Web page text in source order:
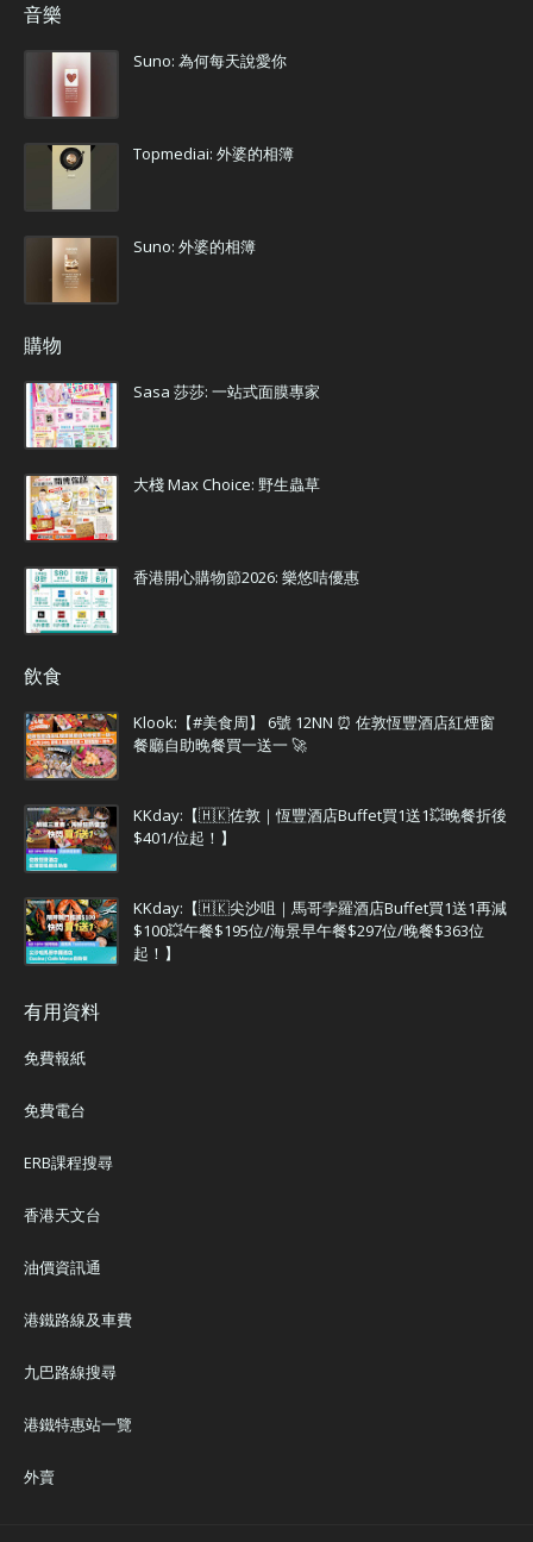
音樂
Suno: 為何每天說愛你
Topmediai: 外婆的相簿
Suno: 外婆的相簿
購物
Sasa 莎莎: 一站式面膜專家
大棧 Max Choice: 野生蟲草
香港開心購物節2026: 樂悠咭優惠
飲食
Klook:【#美食周】 6號 12NN ⏰ 佐敦恆豐酒店紅煙窗
餐廳自助晚餐買一送一 🚀
KKday:【🇭🇰佐敦｜恆豐酒店Buffet買1送1💥晚餐折後
$401/位起！】
KKday:【🇭🇰尖沙咀｜馬哥孛羅酒店Buffet買1送1再減
$100💥午餐$195位/海景早午餐$297位/晚餐$363位
起！】
有用資料
免費報紙
免費電台
ERB課程搜尋
香港天文台
油價資訊通
港鐵路線及車費
九巴路線搜尋
港鐵特惠站一覽
外賣